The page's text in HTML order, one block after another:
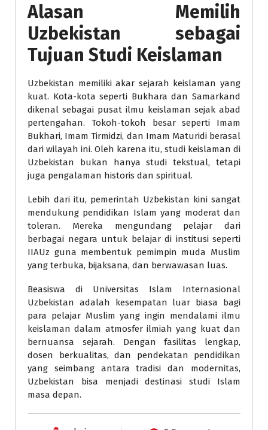
Alasan Memilih
Uzbekistan sebagai
Tujuan Studi Keislaman
Uzbekistan memiliki akar sejarah keislaman yang
kuat. Kota-kota seperti Bukhara dan Samarkand
dikenal sebagai pusat ilmu keislaman sejak abad
pertengahan. Tokoh-tokoh besar seperti Imam
Bukhari, Imam Tirmidzi, dan Imam Maturidi berasal
dari wilayah ini. Oleh karena itu, studi keislaman di
Uzbekistan bukan hanya studi tekstual, tetapi
juga pengalaman historis dan spiritual.
Lebih dari itu, pemerintah Uzbekistan kini sangat
mendukung pendidikan Islam yang moderat dan
toleran. Mereka mengundang pelajar dari
berbagai negara untuk belajar di institusi seperti
IIAUz guna membentuk pemimpin muda Muslim
yang terbuka, bijaksana, dan berwawasan luas.
Beasiswa di Universitas Islam Internasional
Uzbekistan adalah kesempatan luar biasa bagi
para pelajar Muslim yang ingin mendalami ilmu
keislaman dalam atmosfer ilmiah yang kuat dan
bernuansa sejarah. Dengan fasilitas lengkap,
dosen berkualitas, dan pendekatan pendidikan
yang seimbang antara tradisi dan modernitas,
Uzbekistan bisa menjadi destinasi studi Islam
masa depan.